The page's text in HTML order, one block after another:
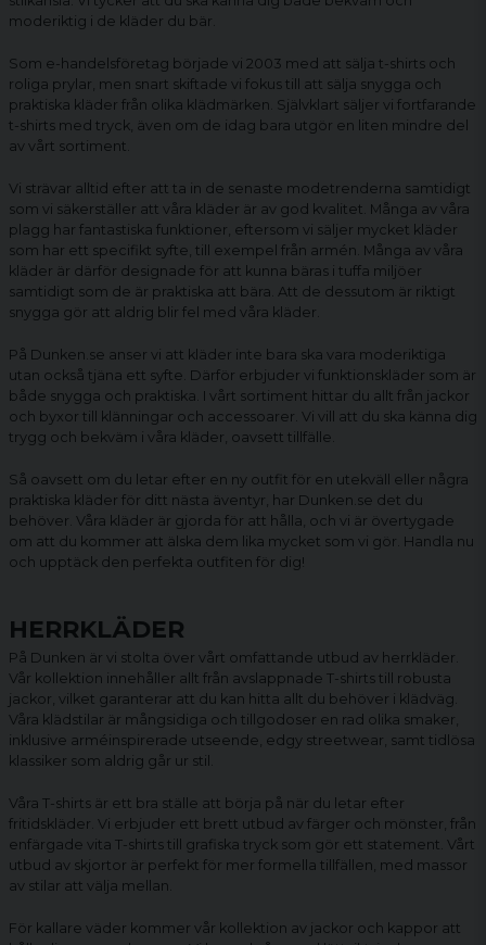
moderiktig i de kläder du bär.
Som e-handelsföretag började vi 2003 med att sälja t-shirts och
roliga prylar, men snart skiftade vi fokus till att sälja snygga och
praktiska kläder från olika klädmärken. Självklart säljer vi fortfarande
t-shirts med tryck, även om de idag bara utgör en liten mindre del
av vårt sortiment.
Vi strävar alltid efter att ta in de senaste modetrenderna samtidigt
som vi säkerställer att våra kläder är av god kvalitet. Många av våra
plagg har fantastiska funktioner, eftersom vi säljer mycket kläder
som har ett specifikt syfte, till exempel från armén. Många av våra
kläder är därför designade för att kunna bäras i tuffa miljöer
samtidigt som de är praktiska att bära. Att de dessutom är riktigt
snygga gör att aldrig blir fel med våra kläder.
På Dunken.se anser vi att kläder inte bara ska vara moderiktiga
utan också tjäna ett syfte. Därför erbjuder vi funktionskläder som är
både snygga och praktiska. I vårt sortiment hittar du allt från jackor
och byxor till klänningar och accessoarer. Vi vill att du ska känna dig
trygg och bekväm i våra kläder, oavsett tillfälle.
Så oavsett om du letar efter en ny outfit för en utekväll eller några
praktiska kläder för ditt nästa äventyr, har Dunken.se det du
behöver. Våra kläder är gjorda för att hålla, och vi är övertygade
om att du kommer att älska dem lika mycket som vi gör. Handla nu
och upptäck den perfekta outfiten för dig!
HERRKLÄDER
På Dunken är vi stolta över vårt omfattande utbud av herrkläder.
Vår kollektion innehåller allt från avslappnade T-shirts till robusta
jackor , vilket garanterar att du kan hitta allt du behöver i klädväg.
Våra klädstilar är mångsidiga och tillgodoser en rad olika smaker,
inklusive arméinspirerade utseende, edgy streetwear, samt tidlösa
klassiker som aldrig går ur stil.
Våra T-shirts är ett bra ställe att börja på när du letar efter
fritidskläder. Vi erbjuder ett brett utbud av färger och mönster, från
enfärgade vita T-shirts till grafiska tryck som gör ett statement. Vårt
utbud av skjortor är perfekt för mer formella tillfällen, med massor
av stilar att välja mellan.
För kallare väder kommer vår kollektion av jackor och kappor att